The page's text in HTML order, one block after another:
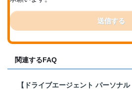
送信する
関連するFAQ
【ドライブエージェント パーソナ